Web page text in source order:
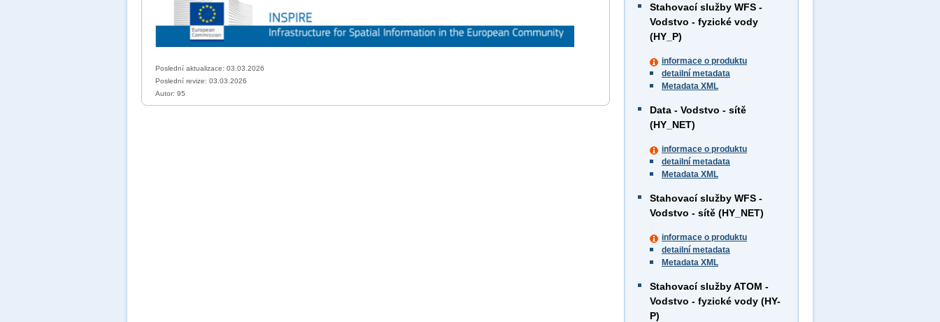
Stahovací služby WFS -
Vodstvo - fyzické vody
(HY_P)
informace o produktu
detailní metadata
Metadata XML
Data - Vodstvo - sítě
(HY_NET)
informace o produktu
detailní metadata
Metadata XML
Stahovací služby WFS -
Vodstvo - sítě (HY_NET)
informace o produktu
detailní metadata
Metadata XML
Stahovací služby ATOM -
Vodstvo - fyzické vody (HY-
P)
Poslední aktualizace: 03.03.2026
Poslední revize: 03.03.2026
Autor: 95